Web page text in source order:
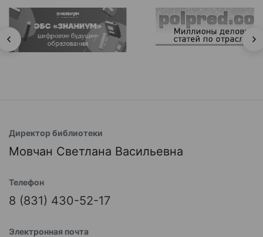
Директор библиотеки
Мовчан Светлана Васильевна
Телефон
8 (831) 430-52-17
Электронная почта